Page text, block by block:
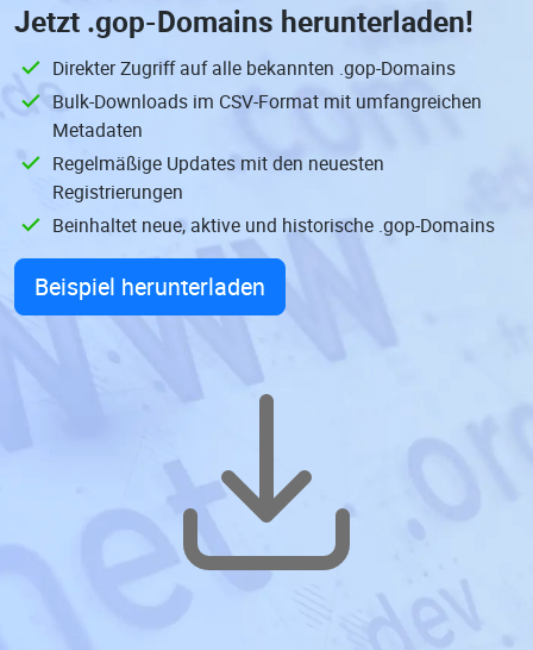
Jetzt .gop-Domains herunterladen!
Direkter Zugriff auf alle bekannten .gop-Domains
Bulk-Downloads im CSV-Format mit umfangreichen
Metadaten
Regelmäßige Updates mit den neuesten
Registrierungen
Beinhaltet neue, aktive und historische .gop-Domains
Beispiel herunterladen